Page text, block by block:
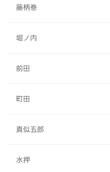
藤柄巻
堀ノ内
前田
町田
真似五郎
水押